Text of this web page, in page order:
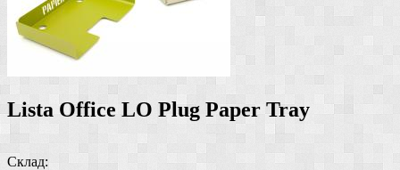
Lista Office LO Plug Paper Tray
Склад: